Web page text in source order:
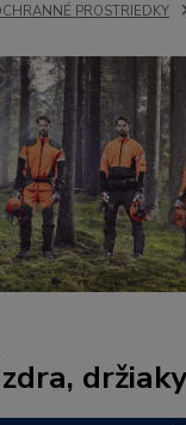
PROSTRIEDKY